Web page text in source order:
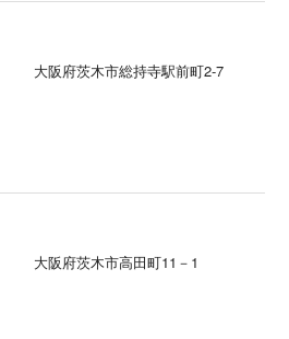
大阪府茨木市総持寺駅前町2-7
大阪府茨木市高田町11－1